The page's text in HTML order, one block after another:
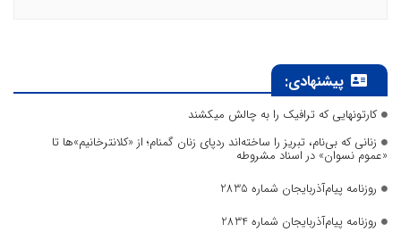
پیشنهادی:
کارتونهایی که ترافیک را به چالش میکشند
زنانی که بی‌نام، تبریز را ساخته‌اند ردپای زنان گمنام؛ از «کلانترخانیم»ها تا
«عموم نسوان» در اسناد مشروطه
روزنامه پیام‌آذربایجان شماره 2835
روزنامه پیام‌آذربایجان شماره 2834